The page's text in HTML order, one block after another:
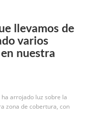
llevamos de
varios
nuestra
arrojado luz sobre la
zona de cobertura, con